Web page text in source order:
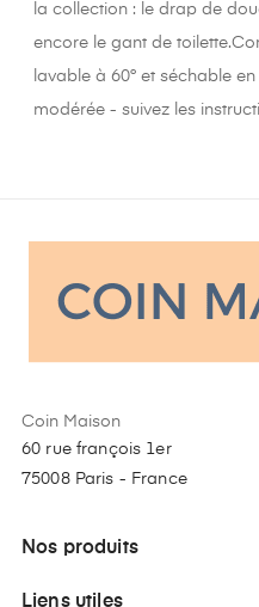
la collection : le drap de
encore le gant de
lavable à 60° et séchable
modérée - suivez les
Coin Maison
60 rue françois 1er
75008 Paris - France
Nos produits
Liens utiles